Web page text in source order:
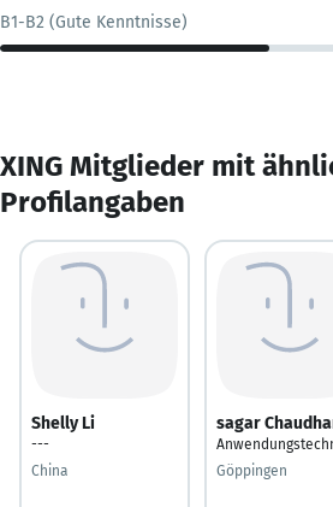
B1-B2 (Gute Kenntnisse)
XING Mitglieder mit
Profilangaben
Shelly Li
---
China
sagar
Göppingen